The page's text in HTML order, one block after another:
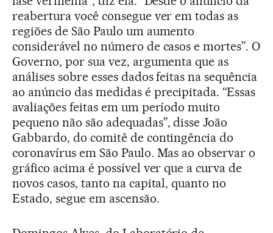
reabertura você consegue ver em todas as
regiões de São Paulo um aumento
considerável no número de casos e mortes”. O
Governo, por sua vez, argumenta que as
análises sobre esses dados feitas na sequência
ao anúncio das medidas é precipitada. “Essas
avaliações feitas em um período muito
pequeno não são adequadas”, disse João
Gabbardo, do comitê de contingência do
coronavírus em São Paulo. Mas ao observar o
gráfico acima é possível ver que a curva de
novos casos, tanto na capital, quanto no
Estado, segue em ascensão.